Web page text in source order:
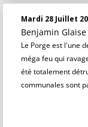
Mardi 28 Juillet
Benjamin Glaise
Le Porge est l'une
méga feu qui
été totalement
communales sont